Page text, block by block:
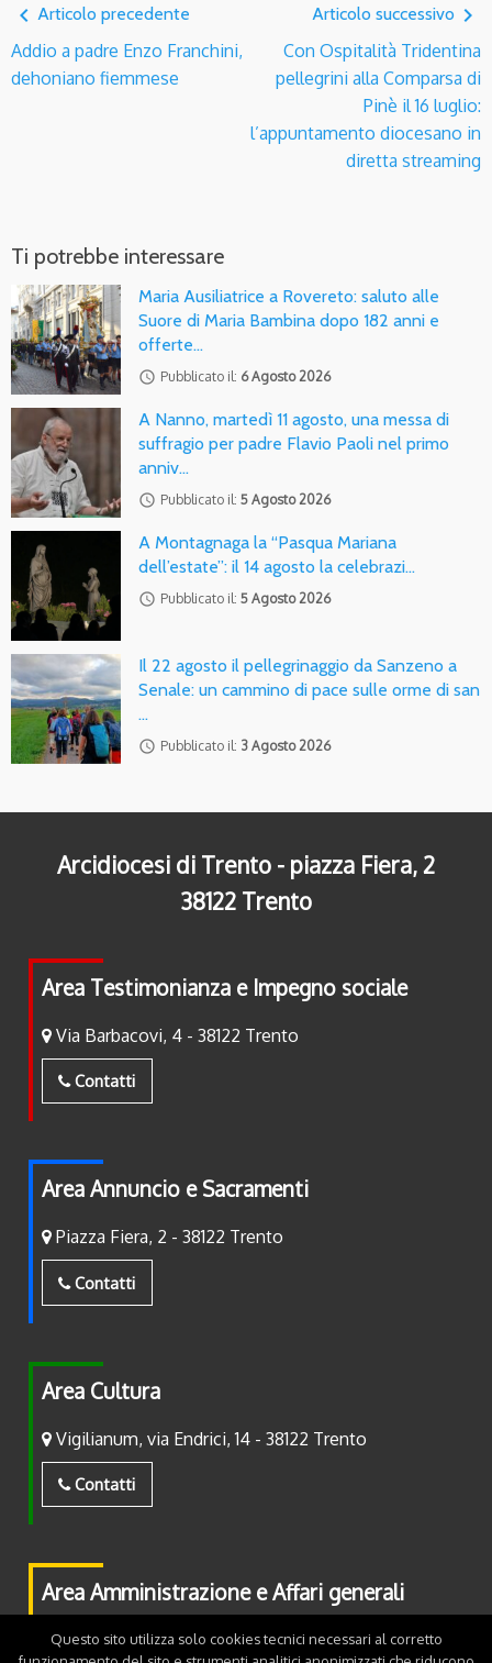
navigate_before Articolo precedente
Addio a padre Enzo Franchini,
dehoniano fiemmese
Articolo successivo navigate_next
Con Ospitalità Tridentina
pellegrini alla Comparsa di
Pinè il 16 luglio:
l’appuntamento diocesano in
diretta streaming
Ti potrebbe interessare
Maria Ausiliatrice a Rovereto: saluto alle
Suore di Maria Bambina dopo 182 anni e
offerte…
access_time Pubblicato il: 6 Agosto 2026
A Nanno, martedì 11 agosto, una messa di
suffragio per padre Flavio Paoli nel primo
anniv…
access_time Pubblicato il: 5 Agosto 2026
A Montagnaga la “Pasqua Mariana
dell’estate”: il 14 agosto la celebrazi…
access_time Pubblicato il: 5 Agosto 2026
Il 22 agosto il pellegrinaggio da Sanzeno a
Senale: un cammino di pace sulle orme di san
…
access_time Pubblicato il: 3 Agosto 2026
Arcidiocesi di Trento - piazza Fiera, 2
38122 Trento
Area Testimonianza e Impegno sociale
Via Barbacovi, 4 - 38122 Trento
Contatti
Area Annuncio e Sacramenti
Piazza Fiera, 2 - 38122 Trento
Contatti
Area Cultura
Vigilianum, via Endrici, 14 - 38122 Trento
Contatti
Area Amministrazione e Affari generali
Piazza Fiera, 2 - 38122 Trento
Questo sito utilizza solo cookies tecnici necessari al corretto